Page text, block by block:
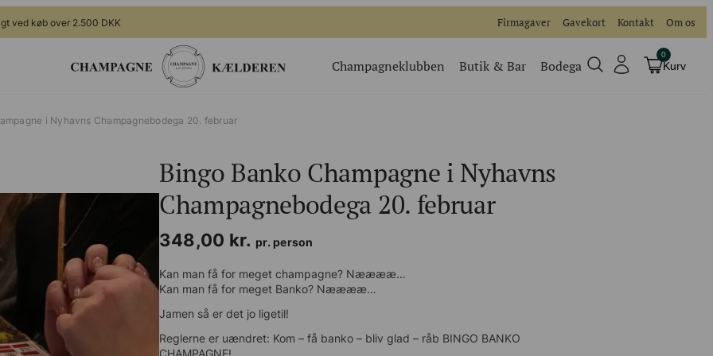
ved køb over 2.500 DKK Firmagaver Gavekort Kontakt Om os
Gavekort
Champagnesmagning for 2
Bingo Banko Champagne for 2
Valgfrit beløb til bar/butik
nye generation Økologisk Køb billet
Køb billet til vores events
Champagneklubben Butik & Bar Bodega
0
Kurv
i Nyhavns Champagnebodega 20. februar
Bingo Banko Champagne i Nyhavns
Champagnebodega 20. februar
348,00 kr. pr. person
Kan man få for meget champagne? Nææææ…
Kan man få for meget Banko? Nææææ…
Jamen så er det jo ligetil!
Reglerne er uændret: Kom – få banko – bliv glad – råb BINGO BANKO
CHAMPAGNE!